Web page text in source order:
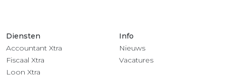
Diensten
Accountant Xtra
Fiscaal Xtra
Loon Xtra
Info
Nieuws
Vacatures